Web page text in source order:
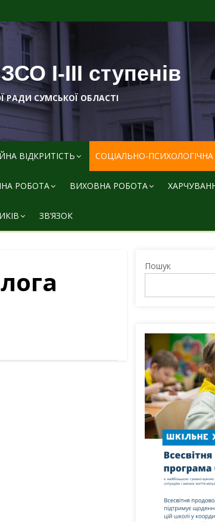
І-ІІІ ступенів
РАДИ СУМСЬКОЇ ОБЛАСТІ
ВІДКРИТІСТЬ СОЦІАЛЬНО-
РОБОТА ВИХОВНА РОБОТА
ЗВ’ЯЗОК
Пошук